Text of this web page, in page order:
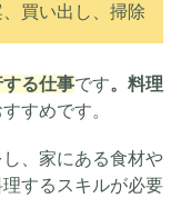
買い出し、掃除
る仕事です。料理
すめです。
、家にある食材や
するスキルが必要